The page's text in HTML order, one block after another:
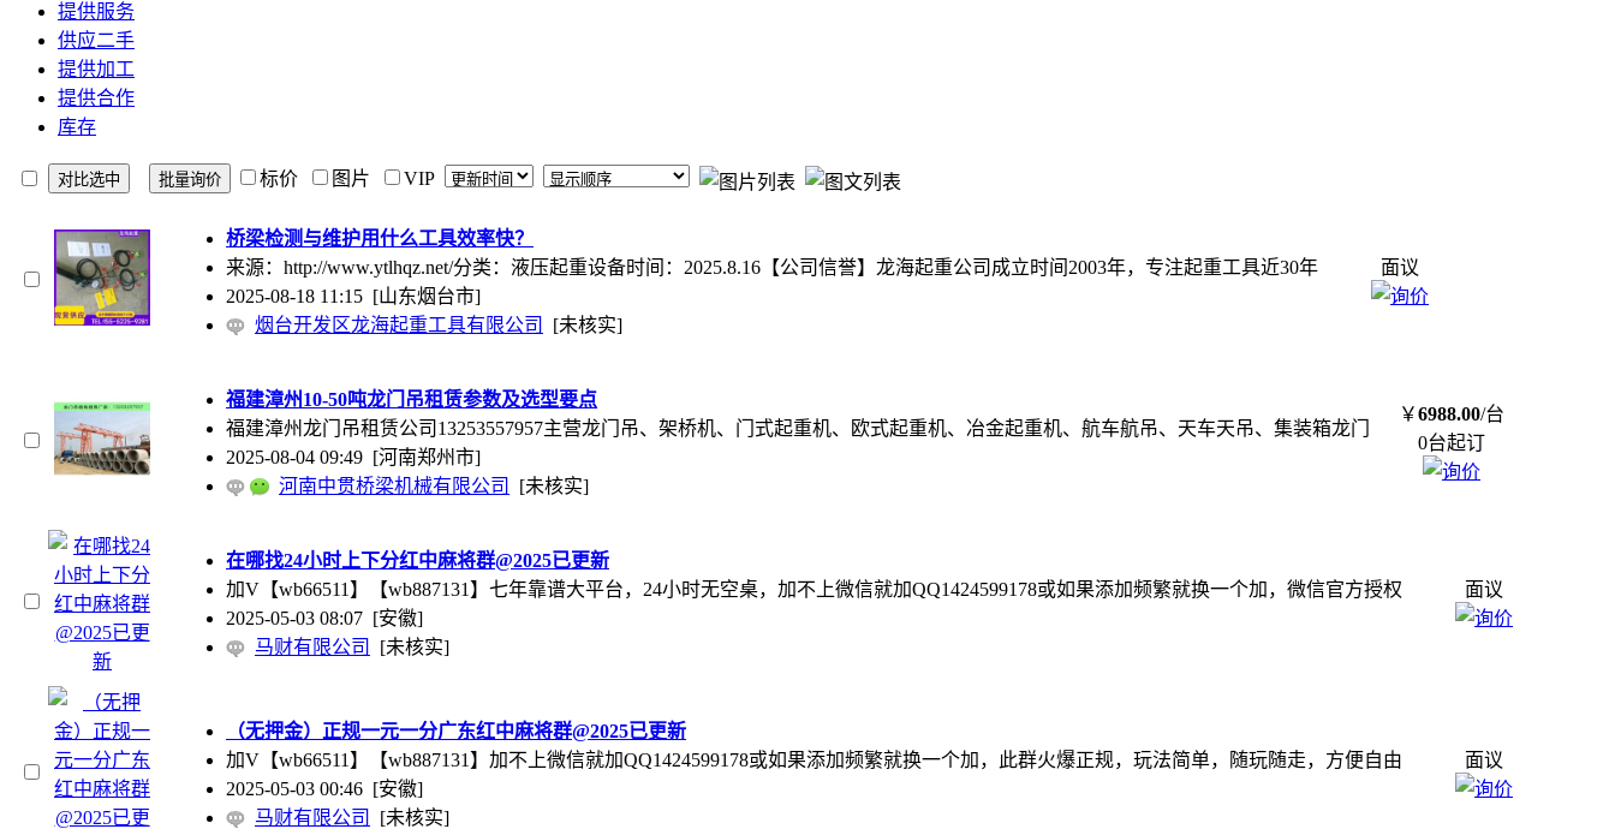
提供服务
供应二手
提供加工
提供合作
库存
标价 图片 VIP
桥梁检测与维护用什么工具效率快？
来源：http://www.ytlhqz.net/分类：液压起重设备时间：2025.8.16【公司信誉】龙海起重公司成立时间2003年，专注起重工具近30年
2025-08-18 11:15 [山东烟台市]
烟台开发区龙海起重工具有限公司
[未核实]
面议
福建漳州10-50吨龙门吊租赁参数及选型要点
福建漳州龙门吊租赁公司13253557957主营龙门吊、架桥机、门式起重机、欧式起重机、冶金起重机、航车航吊、天车天吊、集装箱龙门
2025-08-04 09:49 [河南郑州市]
河南中贯桥梁机械有限公司
[未核实]
￥6988.00/台
0台起订
在哪找24小时上下分红中麻将群@2025已更新
加V【wb66511】【wb887131】七年靠谱大平台，24小时无空桌，加不上微信就加QQ1424599178或如果添加频繁就换一个加，微信官方授权
2025-05-03 08:07 [安徽]
马财有限公司
[未核实]
面议
（无押金）正规一元一分广东红中麻将群@2025已更新
加V【wb66511】【wb887131】加不上微信就加QQ1424599178或如果添加频繁就换一个加，此群火爆正规，玩法简单，随玩随走，方便自由
2025-05-03 00:46 [安徽]
马财有限公司
[未核实]
面议